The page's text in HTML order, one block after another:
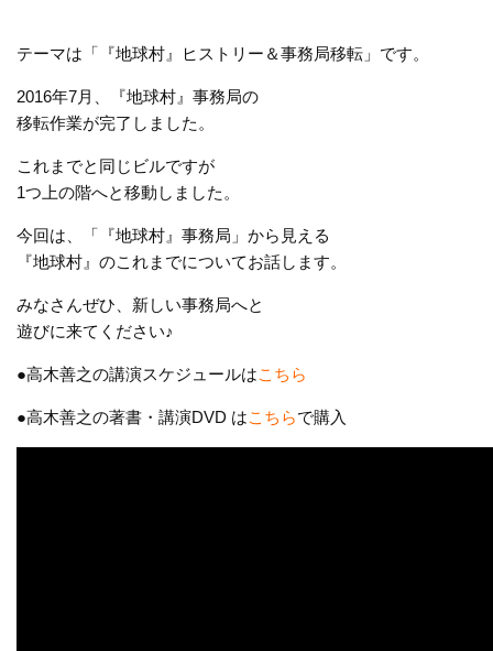
テーマは「『地球村』ヒストリー＆事務局移転」です。
2016年7月、『地球村』事務局の
移転作業が完了しました。
これまでと同じビルですが
1つ上の階へと移動しました。
今回は、「『地球村』事務局」から見える
『地球村』のこれまでについてお話します。
みなさんぜひ、新しい事務局へと
遊びに来てください♪
●高木善之の講演スケジュールはこちら
●高木善之の著書・講演DVD はこちらで購入